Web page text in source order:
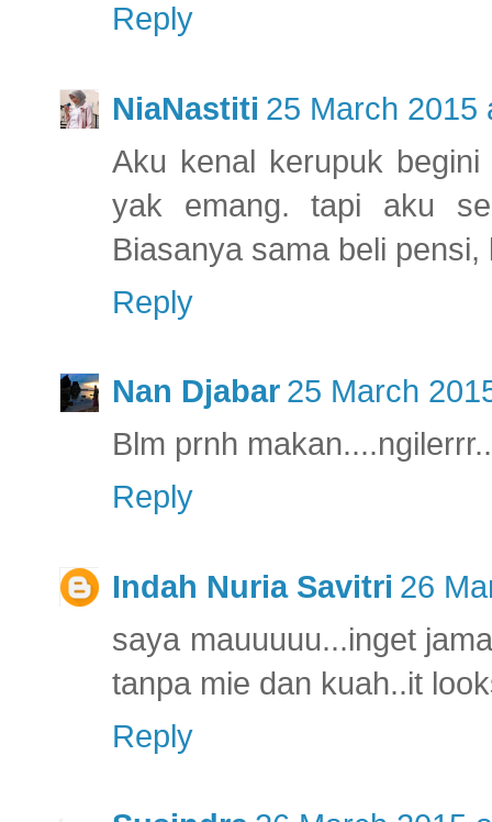
Reply
NiaNastiti 25 March 2015
Aku kenal kerupuk
yak emang. tapi aku
Biasanya sama beli
Reply
Nan Djabar 25 March
Blm prnh
Reply
Indah Nuria Savitri 26
saya mauuuuu...inget
tanpa mie dan kuah..it
Reply